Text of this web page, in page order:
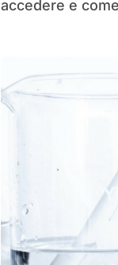
accedere e